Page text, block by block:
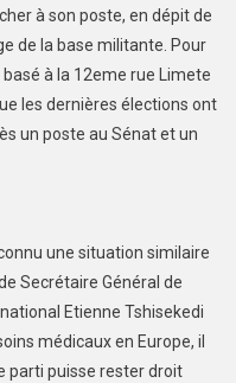
à son poste, en dépit de
de la base militante. Pour
à la 12eme rue Limete
les dernières élections ont
un poste au Sénat et un
une situation similaire
Secrétaire Général de
Etienne Tshisekedi
médicaux en Europe, il
parti puisse rester droit